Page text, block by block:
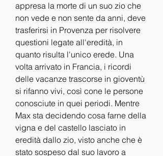
appresa la morte di un suo zio che
non vede e non sente da anni, deve
trasferirsi in Provenza per risolvere
questioni legate all'eredità, in
quanto risulta l'unico erede. Una
volta arrivato in Francia, i ricordi
delle vacanze trascorse in gioventù
si rifanno vivi, così cone le persone
conosciute in quei periodi. Mentre
Max sta decidendo cosa farne della
vigna e del castello lasciato in
eredità dallo zio, visto anche che è
stato sospeso dal suo lavoro a